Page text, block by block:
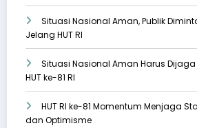
Situasi Nasional Aman, Publik
Jelang HUT RI
Situasi Nasional Aman Harus
HUT ke-81 RI
HUT RI ke-81 Momentum Menjaga
dan Optimisme